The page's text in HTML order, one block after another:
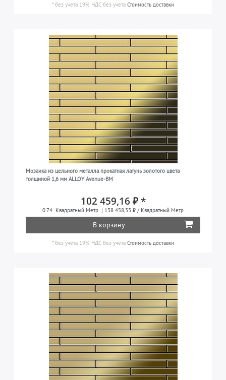
*без учета 19% НДС без учета Стоимость доставки
Мозаика из цельного металла прокатная латунь золотого цвета
толщиной 1,6 мм ALLOY Avenue-BM
102 459,16 ₽ *
0.74 Квадратный Метр | 138 458,33 ₽ / Квадратный Метр
В корзину
*без учета 19% НДС без учета Стоимость доставки